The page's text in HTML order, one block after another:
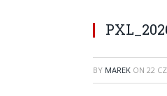
BY MAREK ON 22